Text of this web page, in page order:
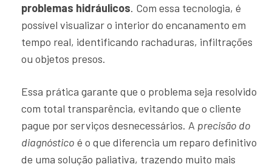
problemas hidráulicos. Com essa tecnologia, é
possível visualizar o interior do encanamento em
tempo real, identificando rachaduras, infiltrações
ou objetos presos.
Essa prática garante que o problema seja resolvido
com total transparência, evitando que o cliente
pague por serviços desnecessários. A precisão do
diagnóstico é o que diferencia um reparo definitivo
de uma solução paliativa, trazendo muito mais